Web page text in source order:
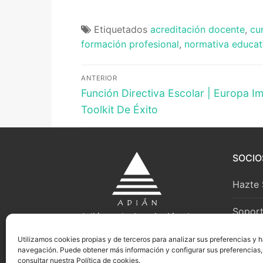
Utilizamos cookies propias y de terceros para analizar sus preferencias y
navegación. Puede obtener más información y configurar sus
consultar nuestra Política de cookies.
Etiquetados acreditación docente,
formación profesional, normativa
Navegación
de
entradas
ANTERIOR
Entrada
anterior:
Función Directiva Escolar | Europa
Toolkit De Éxito
Adián es la Asociación de
Andalucía.
Hazte